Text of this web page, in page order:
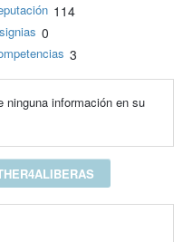
114
0
3
ninguna información en su